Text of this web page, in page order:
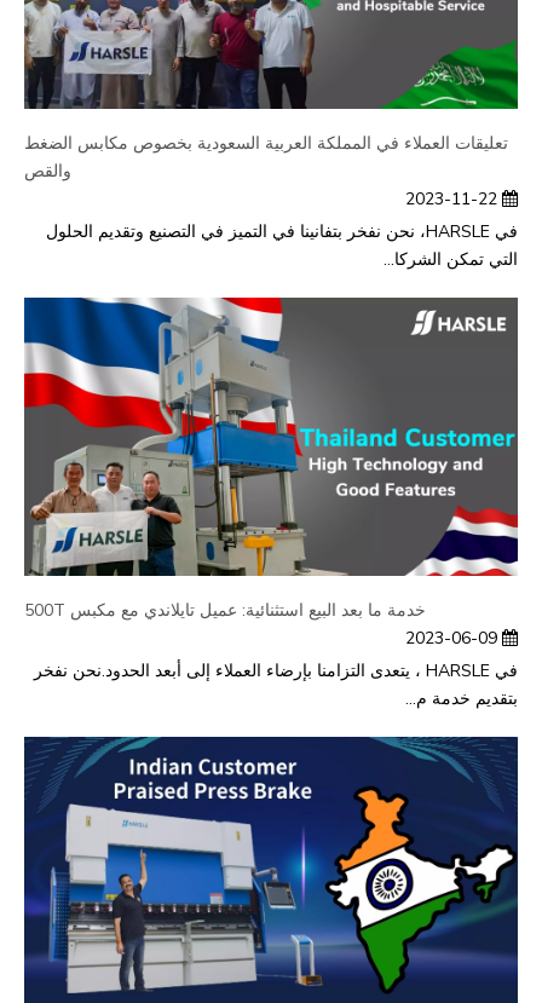
تعليقات العملاء في المملكة العربية السعودية بخصوص مكابس الضغط
والقص
في HARSLE، نحن نفخر بتفانينا في التميز في التصنيع وتقديم الحلول
التي تمكن الشركا...
خدمة ما بعد البيع استثنائية: عميل تايلاندي مع مكبس 500T
في HARSLE ، يتعدى التزامنا بإرضاء العملاء إلى أبعد الحدود.نحن نفخر
بتقديم خدمة م...